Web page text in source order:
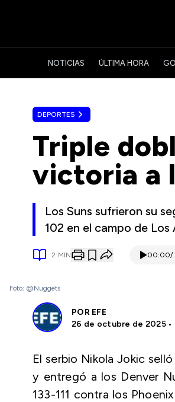
NOTICIAS ÚLTIMA HORA
DEPORTES
Triple
victoria a
Los Suns sufrieron su
102 en el campo de Los
2 MIN 00:00/
Foto: @Nuggets
POR EFE
26 de octubre de 2025 •
El serbio Nikola Jokic
y entregó a los Denver
133-111 contra los